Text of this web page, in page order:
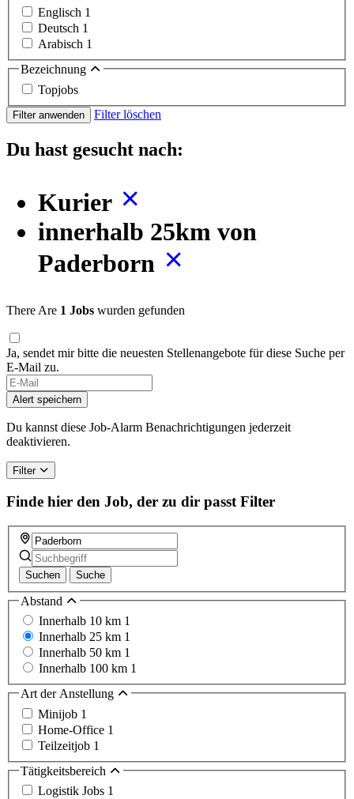
Englisch 1
Deutsch 1
Arabisch 1
Bezeichnung
Topjobs
Filter anwenden Filter löschen
Du hast gesucht nach:
Kurier
innerhalb 25km von
Paderborn
There Are 1 Jobs wurden gefunden
Ja, sendet mir bitte die neuesten Stellenangebote für diese Suche per
E-Mail zu.
Alert speichern
Du kannst diese Job-Alarm Benachrichtigungen jederzeit
deaktivieren.
Filter
Finde hier den Job, der zu dir passt Filter
Suchen Suche
Abstand
Innerhalb 10 km 1
Innerhalb 25 km 1
Innerhalb 50 km 1
Innerhalb 100 km 1
Art der Anstellung
Minijob 1
Home-Office 1
Teilzeitjob 1
Tätigkeitsbereich
Logistik Jobs 1